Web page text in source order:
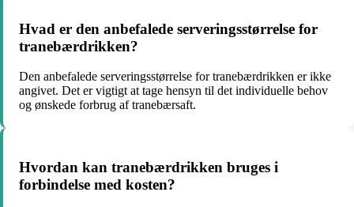
Hvad er den anbefalede serveringsstørrelse for
tranebærdrikken?
Den anbefalede serveringsstørrelse for tranebærdrikken er ikke
angivet. Det er vigtigt at tage hensyn til det individuelle behov
og ønskede forbrug af tranebærsaft.
Hvordan kan tranebærdrikken bruges i
forbindelse med kosten?